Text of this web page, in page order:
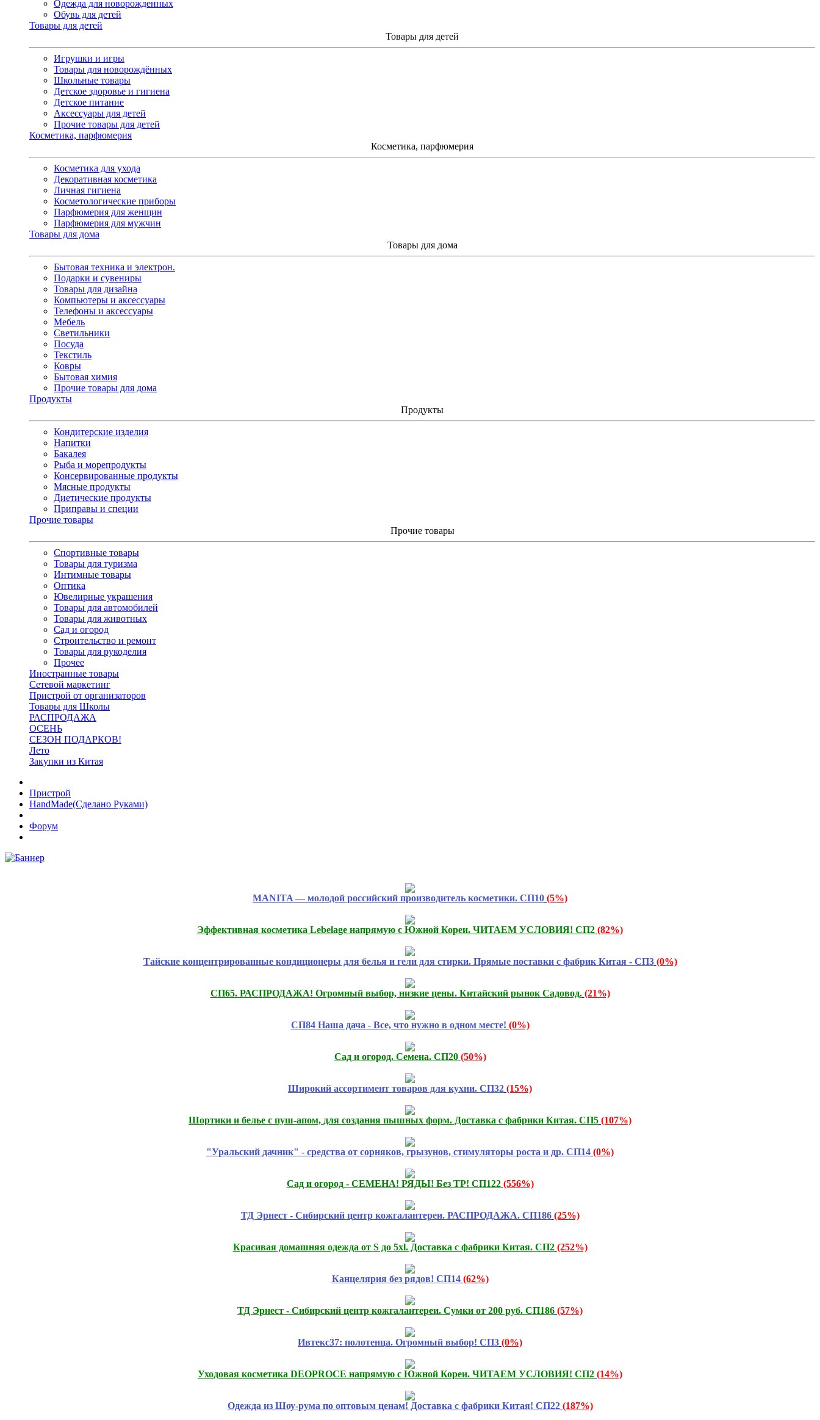
Одежда для новорожденных
Обувь для детей
Товары для детей
Товары для детей
Игрушки и игры
Товары для новорождённых
Школьные товары
Детское здоровье и гигиена
Детское питание
Аксессуары для детей
Прочие товары для детей
Косметика, парфюмерия
Косметика, парфюмерия
Косметика для ухода
Декоративная косметика
Личная гигиена
Косметологические приборы
Парфюмерия для женщин
Парфюмерия для мужчин
Товары для дома
Товары для дома
Бытовая техника и электрон.
Подарки и сувениры
Товары для дизайна
Компьютеры и аксессуары
Телефоны и аксессуары
Мебель
Светильники
Посуда
Текстиль
Ковры
Бытовая химия
Прочие товары для дома
Продукты
Продукты
Кондитерские изделия
Напитки
Бакалея
Рыба и морепродукты
Консервированные продукты
Мясные продукты
Диетические продукты
Приправы и специи
Прочие товары
Прочие товары
Спортивные товары
Товары для туризма
Интимные товары
Оптика
Ювелирные украшения
Товары для автомобилей
Товары для животных
Сад и огород
Строительство и ремонт
Товары для рукоделия
Прочее
Иностранные товары
Сетевой маркетинг
Пристрой от организаторов
Товары для Школы
РАСПРОДАЖА
ОСЕНЬ
СЕЗОН ПОДАРКОВ!
Лето
Закупки из Китая
Пристрой
HandMade(Сделано Руками)
Форум
MANITA — молодой российский производитель косметики. СП10 (5%)
Эффективная косметика Lebelage напрямую с Южной Кореи. ЧИТАЕМ УСЛОВИЯ! СП2 (82%)
Тайские концентрированные кондиционеры для белья и гели для стирки. Прямые поставки с фабрик Китая - СП3 (0%)
СП65. РАСПРОДАЖА! Огромный выбор, низкие цены. Китайский рынок Садовод. (21%)
СП84 Наша дача - Все, что нужно в одном месте! (0%)
Сад и огород. Семена. СП20 (50%)
Широкий ассортимент товаров для кухни. СП32 (15%)
Шортики и белье с пуш-апом, для создания пышных форм. Доставка с фабрики Китая. СП5 (107%)
"Уральский дачник" - средства от сорняков, грызунов, стимуляторы роста и др. СП14 (0%)
Сад и огород - СЕМЕНА! РЯДЫ! Без ТР! СП122 (556%)
ТД Эрнест - Сибирский центр кожгалантереи. РАСПРОДАЖА. СП186 (25%)
Красивая домашняя одежда от S до 5xl. Доставка с фабрики Китая. СП2 (252%)
Канцелярия без рядов! СП14 (62%)
ТД Эрнест - Сибирский центр кожгалантереи. Сумки от 200 руб. СП186 (57%)
Ивтекс37: полотенца. Огромный выбор! СП3 (0%)
Уходовая косметика DEOPROCE напрямую с Южной Кореи. ЧИТАЕМ УСЛОВИЯ! СП2 (14%)
Одежда из Шоу-рума по оптовым ценам! Доставка с фабрики Китая! СП22 (187%)